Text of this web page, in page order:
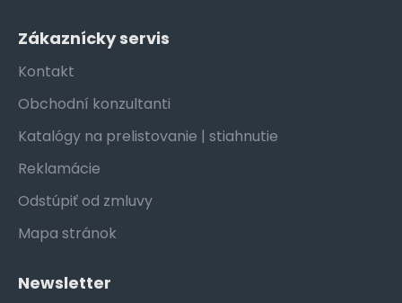
Zákaznícky servis
Kontakt
Obchodní konzultanti
Katalógy na prelistovanie | stiahnutie
Reklamácie
Odstúpiť od zmluvy
Mapa stránok
Newsletter